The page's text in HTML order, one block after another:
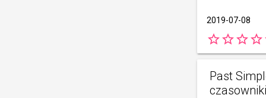
2019-07-08
star_borderstar_borderstar_borderstar_border
Past